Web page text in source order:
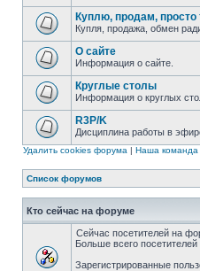
Куплю, продам, просто
Купля, продажа, обмен
О сайте
Информация о сайте.
Круглые столы
Информация о круглых
R3P/K
Дисциплина работы в
Удалить cookies форума | Наша команда
Список форумов
Кто сейчас на форуме
Сейчас посетителей на
Больше всего посетителей
Зарегистрированные